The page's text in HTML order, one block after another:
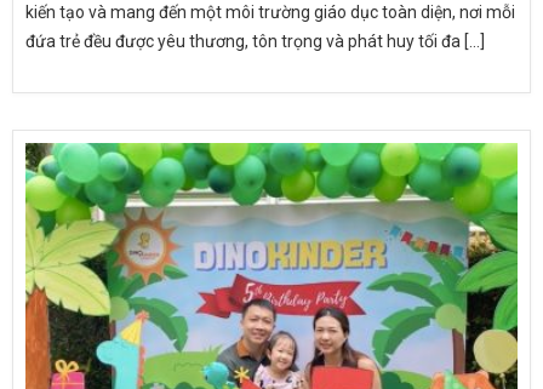
kiến tạo và mang đến một môi trường giáo dục toàn diện, nơi mỗi
đứa trẻ đều được yêu thương, tôn trọng và phát huy tối đa [...]